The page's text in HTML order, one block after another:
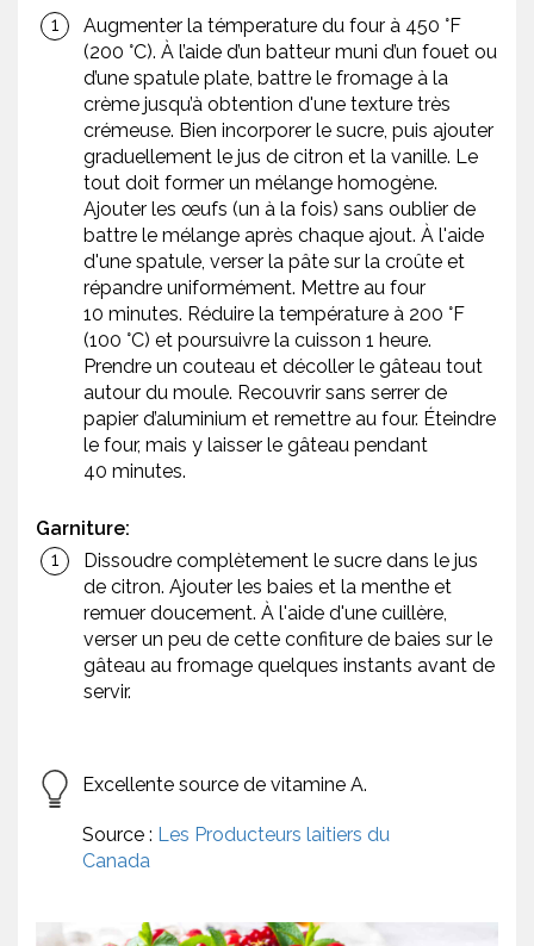
Augmenter la témperature du four à 450 °F
(200 °C). À l’aide d’un batteur muni d’un fouet ou
d’une spatule plate, battre le fromage à la
crème jusqu’à obtention d'une texture très
crémeuse. Bien incorporer le sucre, puis ajouter
graduellement le jus de citron et la vanille. Le
tout doit former un mélange homogène.
Ajouter les œufs (un à la fois) sans oublier de
battre le mélange après chaque ajout. À l'aide
d'une spatule, verser la pâte sur la croûte et
répandre uniformément. Mettre au four
10 minutes. Réduire la température à 200 °F
(100 °C) et poursuivre la cuisson 1 heure.
Prendre un couteau et décoller le gâteau tout
autour du moule. Recouvrir sans serrer de
papier d’aluminium et remettre au four. Éteindre
le four, mais y laisser le gâteau pendant
40 minutes.
Garniture:
Dissoudre complètement le sucre dans le jus
de citron. Ajouter les baies et la menthe et
remuer doucement. À l'aide d'une cuillère,
verser un peu de cette confiture de baies sur le
gâteau au fromage quelques instants avant de
servir.
Excellente source de vitamine A.
Source : Les Producteurs laitiers du
Canada